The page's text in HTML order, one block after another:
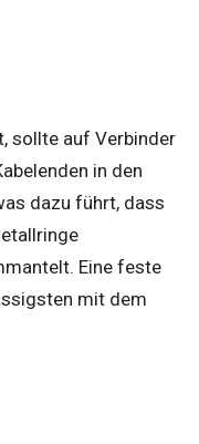
sollte auf Verbinder
in den
dazu führt, dass
Eine feste
mit dem